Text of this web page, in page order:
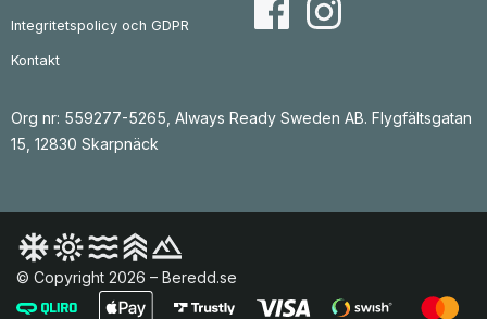
Integritetspolicy och GDPR
Kontakt
Org nr: 559277-5265, Always Ready Sweden AB. Flygfältsgatan
15, 12830 Skarpnäck
© Copyright 2026 – Beredd.se